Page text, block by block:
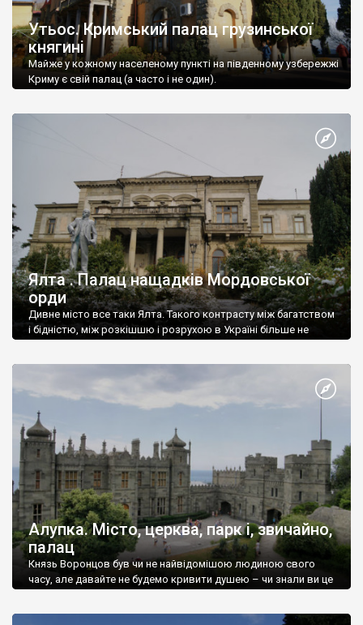
Утьос. Кримський палац грузинської
княгині
Майже у кожному населеному пункті на південному узбережжі
Криму є свій палац (а часто і не один).
Ялта . Палац нащадків Мордовської
орди
Дивне місто все таки Ялта. Такого контрасту між багатством
і бідністю, між розкішшю і розрухою в Україні більше не
Алупка. Місто, церква, парк і, звичайно,
палац
Князь Воронцов був чи не найвідомішою людиною свого
часу, але давайте не будемо кривити душею – чи знали ви це